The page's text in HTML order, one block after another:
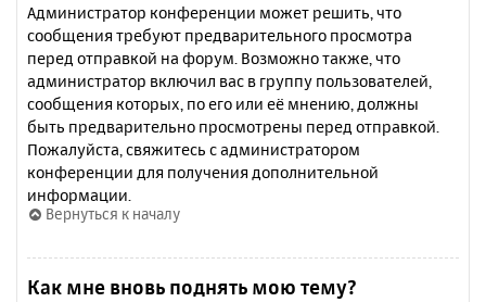
Администратор конференции может решить, что
сообщения требуют предварительного просмотра
перед отправкой на форум. Возможно также, что
администратор включил вас в группу пользователей,
сообщения которых, по его или её мнению, должны
быть предварительно просмотрены перед отправкой.
Пожалуйста, свяжитесь с администратором
конференции для получения дополнительной
информации.
Вернуться к началу
Как мне вновь поднять мою тему?